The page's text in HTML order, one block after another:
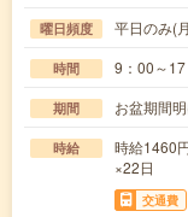
曜日頻度 平日のみ(
時間 9：00～17
期間 お盆期間
時給
時給1460
×22日
交通費